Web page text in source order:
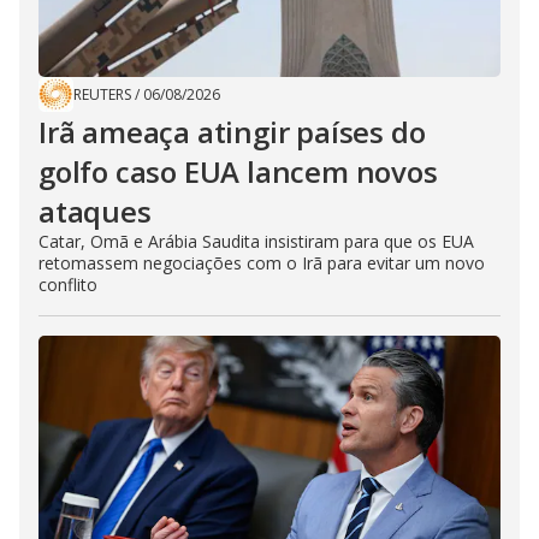
REUTERS/ 06/08/2026
Irã ameaça atingir países do
golfo caso EUA lancem novos
ataques
Catar, Omã e Arábia Saudita insistiram para que os EUA
retomassem negociações com o Irã para evitar um novo
conflito